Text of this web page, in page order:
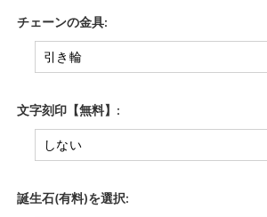
チェーンの金具:
文字刻印【無料】:
誕生石(有料)を選択: